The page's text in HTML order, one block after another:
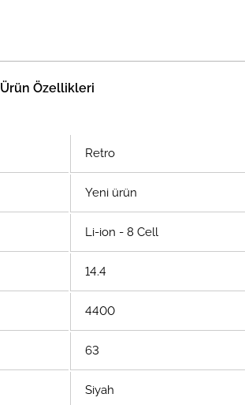
Ürün Özellikleri
Retro
Yeni ürün
Li-ion - 8 Cell
14.4
4400
63
Siyah